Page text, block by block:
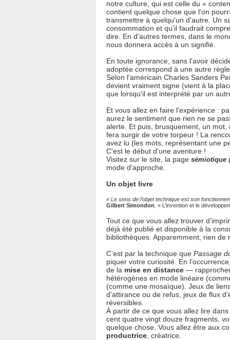
notre culture, qui est celle du «
contient quelque chose que l'on
transmettre à quelqu'un d'autre. Un
consommation et qu'il faudrait
dire. En d'autres termes, dans le
nous donnera accès à un signifié.
En toute ignorance, sans l'avoir
adoptée correspond à une autre
Selon l'américain Charles Sanders
devient vraiment signe (vient à la
que lorsqu'il est interprété par un
Et vous allez en faire l'expérience :
aurez le sentiment que rien ne se
alerte. Et puis, brusquement, un
fera surgir de votre torpeur ! La
avez lu (les mots, représentant une
C'est le début d'une aventure !
Visitez sur le site, la page sémiotique
mode d'approche.
Un objet livre
« Le sens de l’objet technique est son
Gilbert Simondon , « L’invention et le
Tout ce que vous allez trouver
déjà été publié et disponible à la
bibliothèques. Apparemment, rien de
C’est par la technique que Passage
piquer votre curiosité. En
de la mise en distance —
hétérogènes en mode linéaire
(comme une mosaïque). Jeux de
d’attirance ou de refus, jeux de flux
réversibles.
À partir de ce que vous allez lire
cent quatre vingt douze fragments,
quelque chose. Vous allez être aux
productrice , créatrice.